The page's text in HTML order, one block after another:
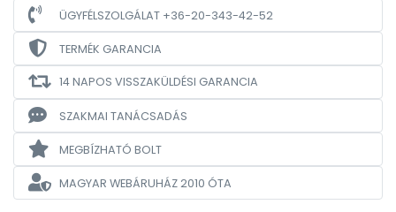
ÜGYFÉLSZOLGÁLAT +36-20-343-42-52
TERMÉK GARANCIA
14 NAPOS VISSZAKÜLDÉSI GARANCIA
SZAKMAI TANÁCSADÁS
MEGBÍZHATÓ BOLT
MAGYAR WEBÁRUHÁZ2010 ÓTA